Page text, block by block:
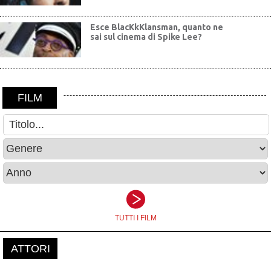
Esce BlacKkKlansman, quanto ne
sai sul cinema di Spike Lee?